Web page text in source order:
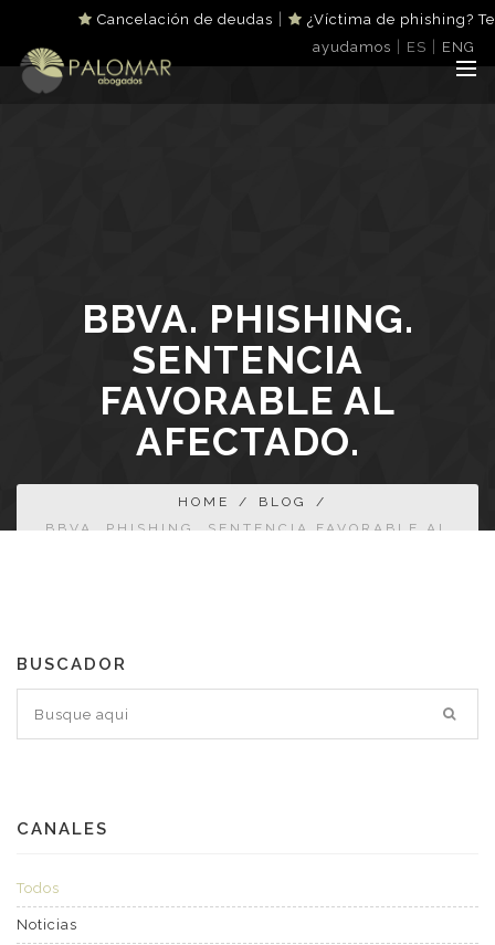
Cancelación de deudas
¿Víctima de phishing? Te
ayudamos
ES ENG
BBVA. PHISHING.
SENTENCIA
FAVORABLE AL
AFECTADO.
HOME / BLOG
/
BBVA. PHISHING. SENTENCIA FAVORABLE AL
BUSCADOR
CANALES
Todos
Noticias